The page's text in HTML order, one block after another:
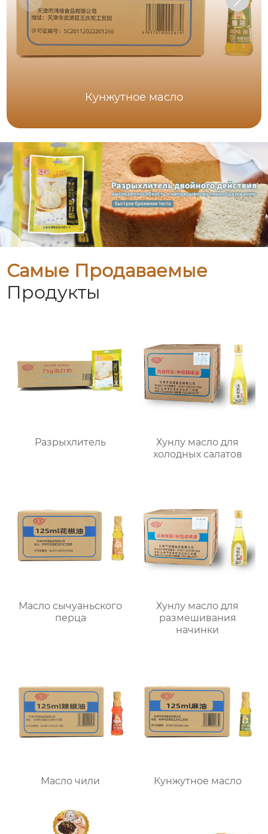
Кунжутное масло
Самые Продаваемые
Продукты
Разрыхлитель
Хунлу масло для
холодных салатов
Масло сычуаньского
перца
Хунлу масло для
размешивания
начинки
Масло чили Кунжутное масло